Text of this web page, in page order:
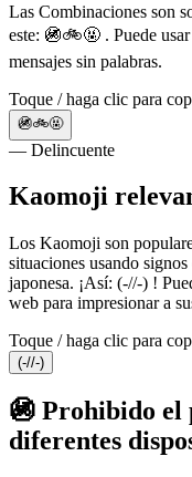
Las Combinaciones son
este: 🚳🚲🤬 . Puede
mensajes sin palabras.
Toque / haga clic para
🚳🚲🤬
— Delincuente
Kaomoji
Los Kaomoji son
situaciones usando
japonesa. ¡Así: (-//-) !
web para impresionar a
Toque / haga clic para
(-//-)
🚳 Prohibido el
diferentes